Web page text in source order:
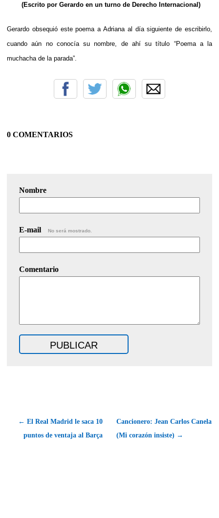
(Escrito por Gerardo en un turno de Derecho Internacional)
Gerardo obsequió este poema a Adriana al día siguiente de escribirlo,
cuando aún no conocía su nombre, de ahí su título “Poema a la
muchacha de la parada”.
0 COMENTARIOS
Nombre
E-mail No será mostrado.
Comentario
← El Real Madrid le saca 10
puntos de ventaja al Barça
Cancionero: Jean Carlos Canela
(Mi corazón insiste) →